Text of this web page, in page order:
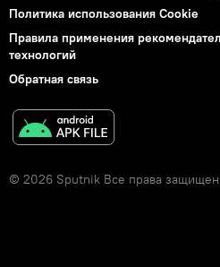
Политика использования Cookie
Правила применения
технологий
Обратная связь
© 2026 Sputnik Все права